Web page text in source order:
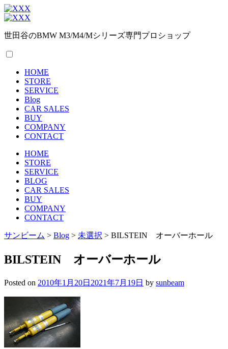
世田谷のBMW M3/M4/Mシリーズ専門プロショップ
HOME
STORE
SERVICE
Blog
CAR SALES
BUY
COMPANY
CONTACT
HOME
STORE
SERVICE
BLOG
CAR SALES
BUY
COMPANY
CONTACT
サンビーム > Blog > 未選択 > BILSTEIN オーバーホール
BILSTEIN オーバーホール
Posted on 2010年1月20日 2021年7月19日 by sunbeam